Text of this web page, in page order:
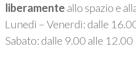
liberamente allo spazio e
Lunedì – Venerdì: dalle
Sabato: dalle 9.00 alle 12.00